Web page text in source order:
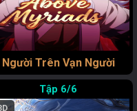
Người Trên Vạn Người
6/6